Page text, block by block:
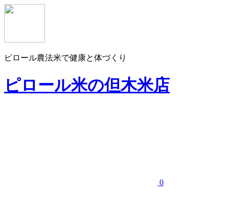
ピロール農法米で健康と体づくり
ピロール米の但木米店
0